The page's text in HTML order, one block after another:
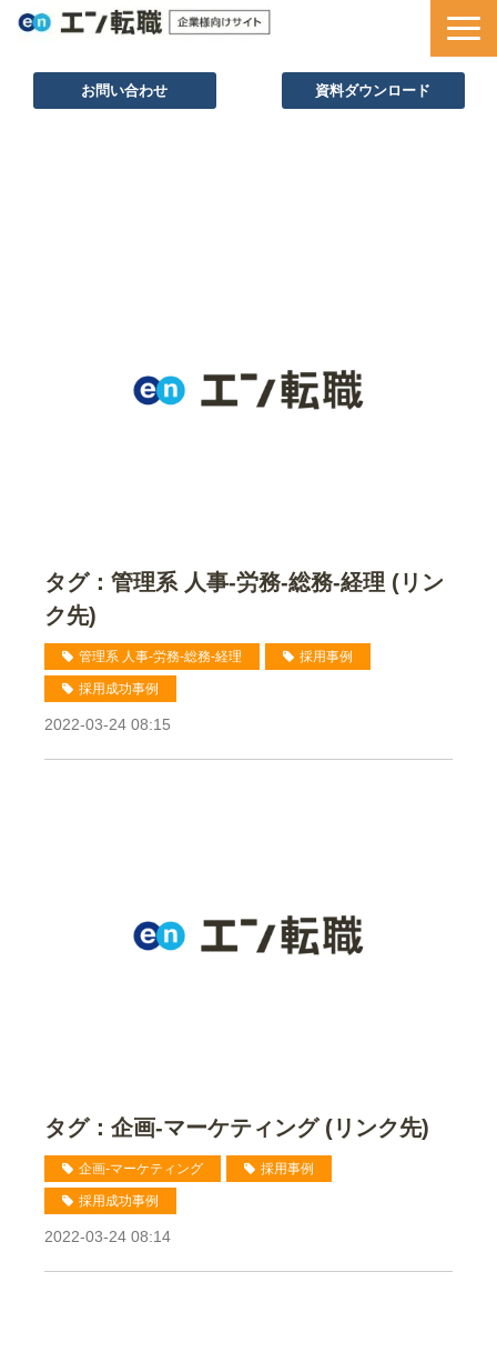
お問い合わせ 資料ダウンロード
タグ：管理系 人事-労務-総務-経理 (リン
ク先)
管理系 人事-労務-総務-経理 採用事例
採用成功事例
2022-03-24 08:15
タグ：企画-マーケティング (リンク先)
企画-マーケティング 採用事例
採用成功事例
2022-03-24 08:14